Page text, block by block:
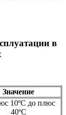
в
Значение
10ºС до плюс
40ºС